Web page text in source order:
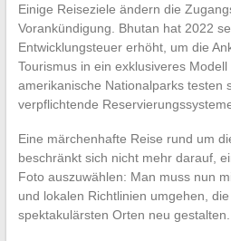
Einige Reiseziele ändern die
Vorankündigung. Bhutan hat 2022
Entwicklungsteuer erhöht, um die
Tourismus in ein exklusiveres
amerikanische Nationalparks testen
verpflichtende
Eine märchenhafte Reise rund um
beschränkt sich nicht mehr darauf,
Foto auszuwählen: Man muss nun
und lokalen Richtlinien umgehen,
spektakulärsten Orten neu gestalten.